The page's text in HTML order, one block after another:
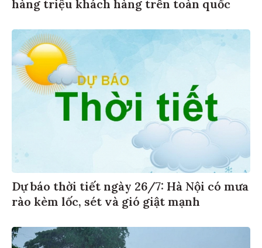
Dự báo thời tiết ngày 26/7: Hà Nội có mưa
rào kèm lốc, sét và gió giật mạnh